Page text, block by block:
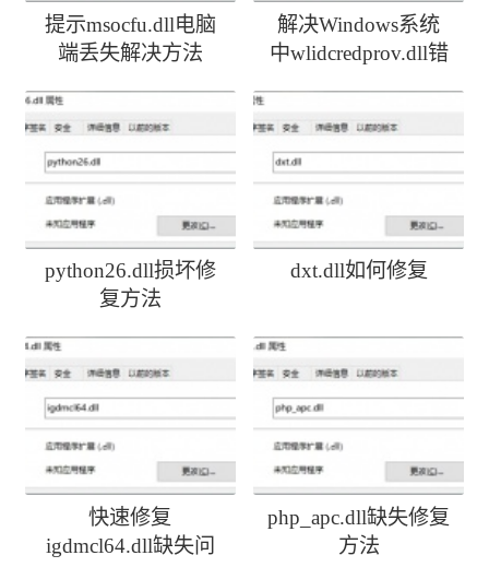
提示msocfu.dll电脑
端丢失解决方法
解决Windows系统
中wlidcredprov.dll错
python26.dll损坏修
复方法
dxt.dll如何修复
快速修复
igdmcl64.dll缺失问
php_apc.dll缺失修复
方法